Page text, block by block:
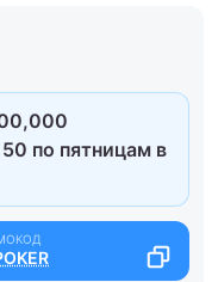
по пятницам в